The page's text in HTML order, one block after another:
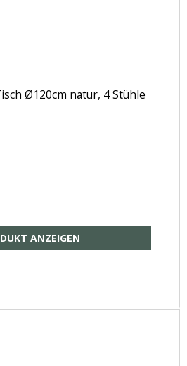
Ø120cm natur, 4 Stühle
ANZEIGEN